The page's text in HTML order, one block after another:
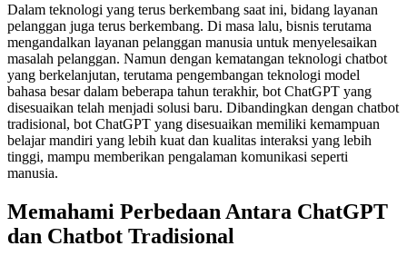
Dalam teknologi yang terus berkembang saat ini, bidang layanan
pelanggan juga terus berkembang. Di masa lalu, bisnis terutama
mengandalkan layanan pelanggan manusia untuk menyelesaikan
masalah pelanggan. Namun dengan kematangan teknologi chatbot
yang berkelanjutan, terutama pengembangan teknologi model
bahasa besar dalam beberapa tahun terakhir, bot ChatGPT yang
disesuaikan telah menjadi solusi baru. Dibandingkan dengan chatbot
tradisional, bot ChatGPT yang disesuaikan memiliki kemampuan
belajar mandiri yang lebih kuat dan kualitas interaksi yang lebih
tinggi, mampu memberikan pengalaman komunikasi seperti
manusia.
Memahami Perbedaan Antara ChatGPT
dan Chatbot Tradisional